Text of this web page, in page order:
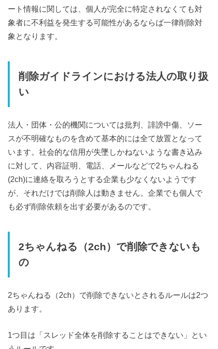
ート情報に関しては、個人が完全に特定されなくても対
象者に不利益を発生する可能性があるならば一律削除対
象となります。
削除ガイドラインにおける法人の取り扱
い
法人・団体・公的機関については批判、誹謗中傷、ソー
スが不明確なものを含めて基本的には全て放置となって
います。社会的な信用が失墜しかねないような書き込み
に対して、内容証明、電話、メールなどで2ちゃんねる
(2ch)に連絡を取ろうとする企業も少なくないようです
が、それだけでは削除人は動きません。企業でも個人で
も必ず削除依頼を出す必要があるのです。
2ちゃんねる（2ch）で削除できないも
の
2ちゃんねる（2ch）で削除できないとされるルールは2つ
あります。
1つ目は「スレッド全体を削除することはできない」とい